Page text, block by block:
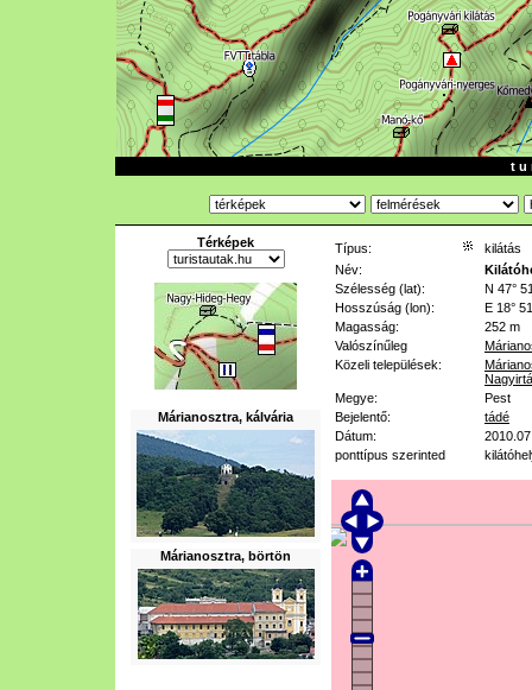
t u
Térképek
Márianosztra, kálvária
Márianosztra, börtön
Típus:
kilátás
Név:
Szélesség (lat):
N 47°
Hosszúság (lon):
E 18°
Magasság:
252 m
Valószínűleg
Közeli települések:
Megye:
Pest
Bejelentő:
tádé
Dátum:
ponttípus szerinted